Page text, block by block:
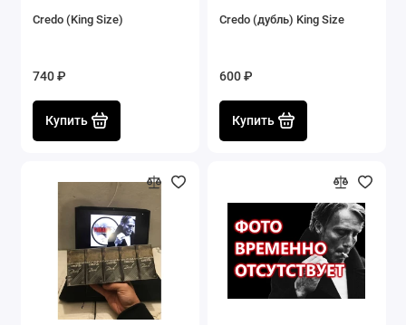
Credo (King Size)
740 ₽
Купить
Credo (дубль) King Size
600 ₽
Купить